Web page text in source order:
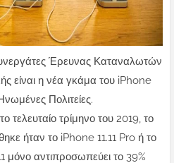
Έρευνας Καταναλωτών
είναι η νέα γκάμα του iPhone
Πολιτείες.
τελευταίο τρίμηνο του 2019, το
ήταν το iPhone 11.11 Pro ή το
μόνο αντιπροσωπεύει το 39%